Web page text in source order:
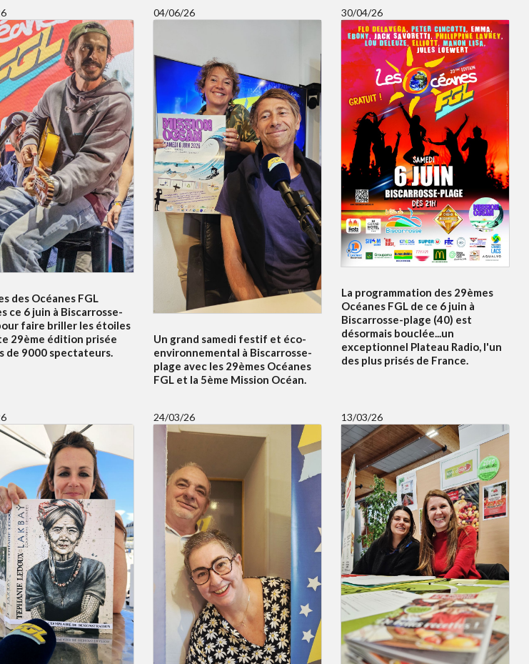
des Océanes FGL
ce 6 juin à Biscarrosse-
faire briller les étoiles
29ème édition prisée
de 9000 spectateurs.
04/06/26
Un grand samedi festif et éco-
environnemental à Biscarrosse-
plage avec les 29èmes Océanes
FGL et la 5ème Mission Océan.
30/04/26
La programmation des 29èmes
Océanes FGL de ce 6 juin à
Biscarrosse-plage (40) est
désormais bouclée...un
exceptionnel Plateau Radio, l'un
des plus prisés de France.
24/03/26 13/03/26